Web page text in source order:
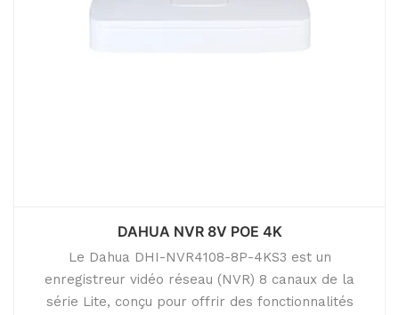
DAHUA NVR 8V POE 4K
Le Dahua DHI-NVR4108-8P-4KS3 est un
enregistreur vidéo réseau (NVR) 8 canaux de la
série Lite, conçu pour offrir des fonctionnalités